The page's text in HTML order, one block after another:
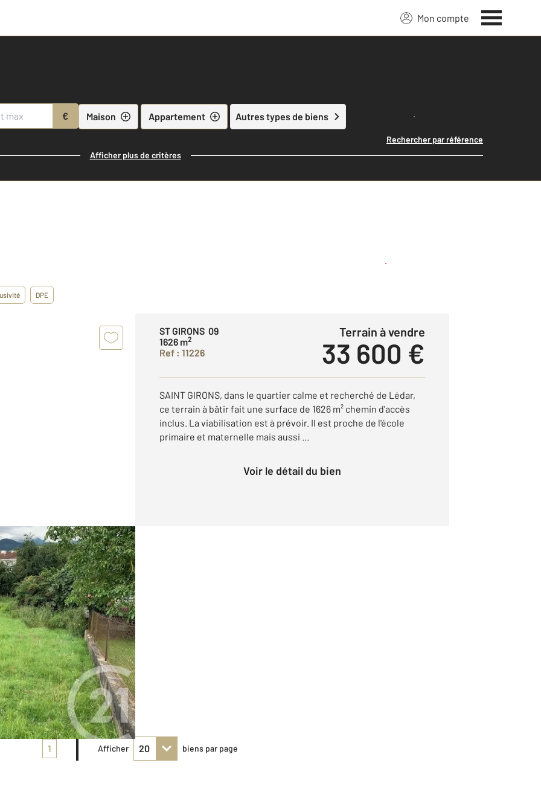
Mon compte
€ Maison Appartement Autres types de biens Lancer ma recherche
Rechercher par référence
Afficher plus de critères
Créer une alerte
DPE
ST GIRONS 09
1626 m2
Ref : 11226
Terrain à vendre
33 600 €
SAINT GIRONS, dans le quartier calme et recherché de Lédar,
ce terrain à bâtir fait une surface de 1626 m² chemin d'accès
inclus. La viabilisation est à prévoir. Il est proche de l'école
primaire et maternelle mais aussi ...
Voir le détail du bien
1 Afficher biens par page